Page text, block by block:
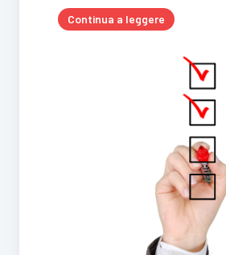
Continua a leggere